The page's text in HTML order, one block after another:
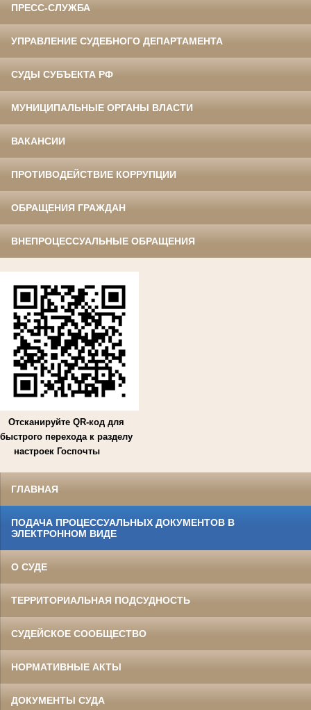
ПРЕСС-СЛУЖБА
УПРАВЛЕНИЕ СУДЕБНОГО ДЕПАРТАМЕНТА
СУДЫ СУБЪЕКТА РФ
МУНИЦИПАЛЬНЫЕ ОРГАНЫ ВЛАСТИ
ВАКАНСИИ
ПРОТИВОДЕЙСТВИЕ КОРРУПЦИИ
ОБРАЩЕНИЯ ГРАЖДАН
ВНЕПРОЦЕССУАЛЬНЫЕ ОБРАЩЕНИЯ
Отсканируйте QR-код для
быстрого перехода к разделу
настроек Госпочты
ГЛАВНАЯ
ПОДАЧА ПРОЦЕССУАЛЬНЫХ ДОКУМЕНТОВ В
ЭЛЕКТРОННОМ ВИДЕ
О СУДЕ
ТЕРРИТОРИАЛЬНАЯ ПОДСУДНОСТЬ
СУДЕЙСКОЕ СООБЩЕСТВО
НОРМАТИВНЫЕ АКТЫ
ДОКУМЕНТЫ СУДА